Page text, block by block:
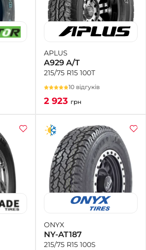
APLUS
A929 A/T
215/75 R15 100T
10 відгуків
2 923 грн
ONYX
NY-AT187
215/75 R15 100S